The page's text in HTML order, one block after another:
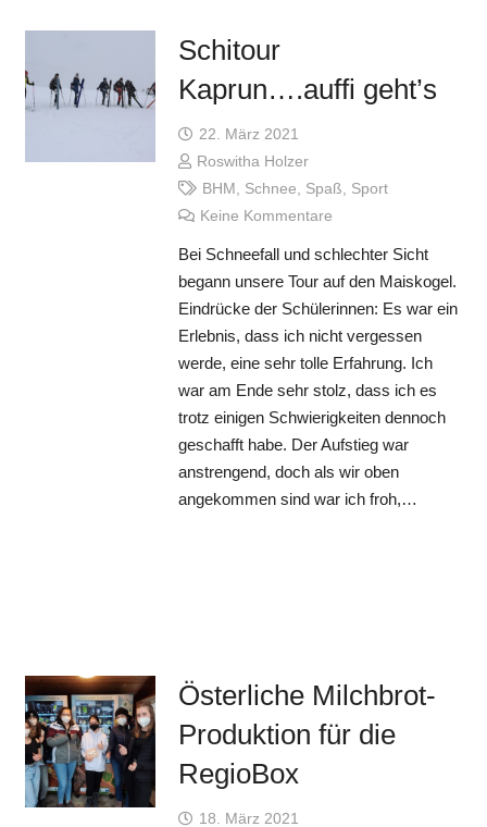
Schitour
Kaprun….auffi geht’s
22. März 2021
Roswitha Holzer
BHM
Schnee Spaß
Sport
Keine Kommentare
Bei Schneefall und schlechter Sicht
begann unsere Tour auf den Maiskogel.
Eindrücke der Schülerinnen: Es war ein
Erlebnis, dass ich nicht vergessen
werde, eine sehr tolle Erfahrung. Ich
war am Ende sehr stolz, dass ich es
trotz einigen Schwierigkeiten dennoch
geschafft habe. Der Aufstieg war
anstrengend, doch als wir oben
angekommen sind war ich froh,…
Österliche Milchbrot-
Produktion für die
RegioBox
18. März 2021